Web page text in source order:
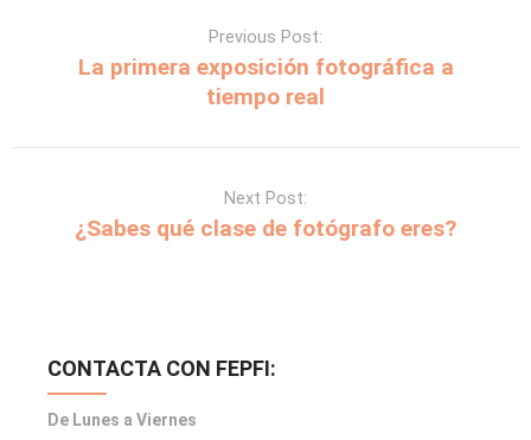
Previous Post:
La primera exposición fotográfica a
tiempo real
Next Post:
¿Sabes qué clase de fotógrafo eres?
CONTACTA CON FEPFI:
De Lunes a Viernes